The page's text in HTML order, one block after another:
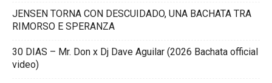
JENSEN TORNA CON DESCUIDADO, UNA BACHATA TRA
RIMORSO E SPERANZA
30 DIAS – Mr. Don x Dj Dave Aguilar (2026 Bachata official
video)